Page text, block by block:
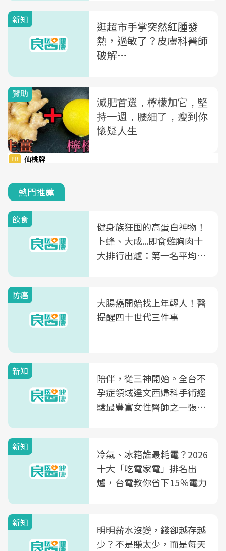
新知
逛超市手掌突然紅腫發
熱，過敏了？皮膚科醫師
破解…
熱門推薦
飲食
健身族狂囤的高蛋白神物！
卜蜂、大成...即食雞胸肉十
大排行出爐：第一名平均一
防癌
大腸癌開始找上年輕人！醫
提醒四十世代三件事
新知
陪伴，從三神開始。全台不
孕症領域達文西婦科手術經
驗最豐富女性醫師之一張永
光田醫院建構360度女性健
康照護生態圈
新知
冷氣、冰箱誰最耗電？2026
十大「吃電家電」排名出
爐，台電教你省下15％電力
新知
明明薪水沒變，錢卻越存越
少？不是賺太少，而是每天